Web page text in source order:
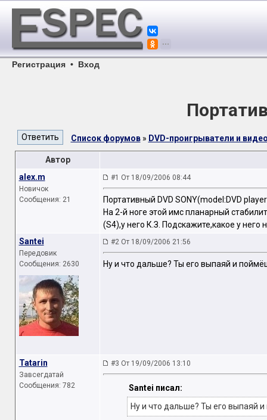
Регистрация • Вход
Список форумов» DVD-проигрыватели и
Автор
alex.m
Новичок
Сообщения: 21
#1 От 18/09/2006 08:44
Портативный DVD SONY(model:DVD
На 2-й ноге этой имс планарный
(S4),у него К.З. Подскажите,какое у
Santei
Передовик
Сообщения: 2630
#2 От 18/09/2006 21:56
Ну и что дальше? Ты его выпаяй и
Tatarin
Завсегдатай
Сообщения: 782
#3 От 19/09/2006 13:10
Santei писал:
Ну и что дальше? Ты его выпаяй